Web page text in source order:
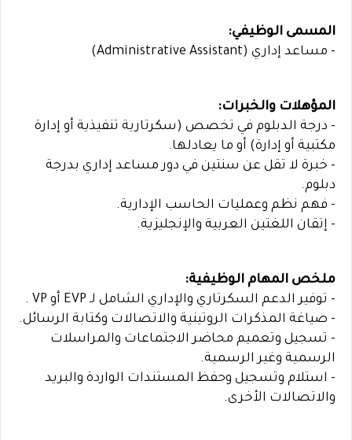
المسمى الوظيفي:
- مساعد إداري (Administrative Assistant)
المؤهلات والخبرات:
- درجة الدبلوم في تخصص (سكرتارية تنفيذية أو إدارة
مكتبية أو إدارة) أو ما يعادلها.
- خبرة لا تقل عن سنتين في دور مساعد إداري بدرجة
دبلوم.
- فهم نظم وعمليات الحاسب الإدارية.
- إتقان اللغتين العربية والإنجليزية.
ملخص المهام الوظيفية:
- توفير الدعم السكرتاري والإداري الشامل لـ EVP أو VP .
- صياغة المذكرات الروتينية والاتصالات وكتابة الرسائل.
- تسجيل وتعميم محاضر الاجتماعات والمراسلات
الرسمية وغير الرسمية.
- استلام وتسجيل وحفظ المستندات الواردة والبريد
والاتصالات الأخرى.